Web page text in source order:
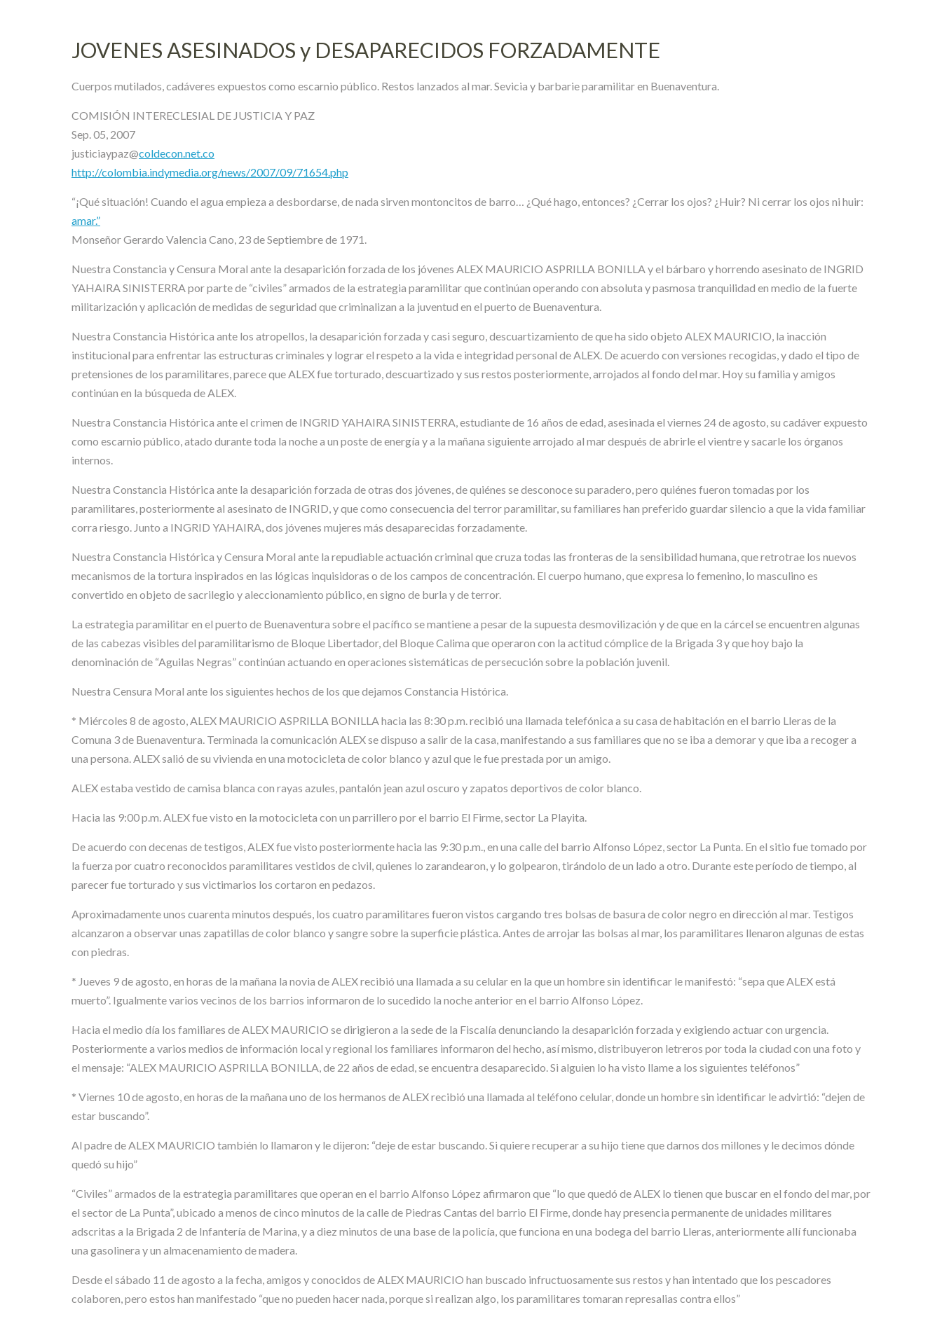
JOVENES ASESINADOS y DESAPARECIDOS FORZADAMENTE
Cuerpos mutilados, cadáveres expuestos como escarnio público. Restos lanzados al mar. Sevicia y barbarie paramilitar en Buenaventura.
COMISIÓN INTERECLESIAL DE JUSTICIA Y PAZ
Sep. 05, 2007
justiciaypaz@coldecon.net.co
http://colombia.indymedia.org/news/2007/09/71654.php
“¡Qué situación! Cuando el agua empieza a desbordarse, de nada sirven montoncitos de barro… ¿Qué hago, entonces? ¿Cerrar los ojos? ¿Huir? Ni cerrar los ojos ni huir:
amar.”
Monseñor Gerardo Valencia Cano, 23 de Septiembre de 1971.
Nuestra Constancia y Censura Moral ante la desaparición forzada de los jóvenes ALEX MAURICIO ASPRILLA BONILLA y el bárbaro y horrendo asesinato de INGRID
YAHAIRA SINISTERRA por parte de “civiles” armados de la estrategia paramilitar que continúan operando con absoluta y pasmosa tranquilidad en medio de la fuerte
militarización y aplicación de medidas de seguridad que criminalizan a la juventud en el puerto de Buenaventura.
Nuestra Constancia Histórica ante los atropellos, la desaparición forzada y casi seguro, descuartizamiento de que ha sido objeto ALEX MAURICIO, la inacción
institucional para enfrentar las estructuras criminales y lograr el respeto a la vida e integridad personal de ALEX. De acuerdo con versiones recogidas, y dado el tipo de
pretensiones de los paramilitares, parece que ALEX fue torturado, descuartizado y sus restos posteriormente, arrojados al fondo del mar. Hoy su familia y amigos
continúan en la búsqueda de ALEX.
Nuestra Constancia Histórica ante el crimen de INGRID YAHAIRA SINISTERRA, estudiante de 16 años de edad, asesinada el viernes 24 de agosto, su cadáver expuesto
como escarnio público, atado durante toda la noche a un poste de energía y a la mañana siguiente arrojado al mar después de abrirle el vientre y sacarle los órganos
internos.
Nuestra Constancia Histórica ante la desaparición forzada de otras dos jóvenes, de quiénes se desconoce su paradero, pero quiénes fueron tomadas por los
paramilitares, posteriormente al asesinato de INGRID, y que como consecuencia del terror paramilitar, su familiares han preferido guardar silencio a que la vida familiar
corra riesgo. Junto a INGRID YAHAIRA, dos jóvenes mujeres más desaparecidas forzadamente.
Nuestra Constancia Histórica y Censura Moral ante la repudiable actuación criminal que cruza todas las fronteras de la sensibilidad humana, que retrotrae los nuevos
mecanismos de la tortura inspirados en las lógicas inquisidoras o de los campos de concentración. El cuerpo humano, que expresa lo femenino, lo masculino es
convertido en objeto de sacrilegio y aleccionamiento público, en signo de burla y de terror.
La estrategia paramilitar en el puerto de Buenaventura sobre el pacífico se mantiene a pesar de la supuesta desmovilización y de que en la cárcel se encuentren algunas
de las cabezas visibles del paramilitarismo de Bloque Libertador, del Bloque Calima que operaron con la actitud cómplice de la Brigada 3 y que hoy bajo la
denominación de “Aguilas Negras” continúan actuando en operaciones sistemáticas de persecución sobre la población juvenil.
Nuestra Censura Moral ante los siguientes hechos de los que dejamos Constancia Histórica.
* Miércoles 8 de agosto, ALEX MAURICIO ASPRILLA BONILLA hacia las 8:30 p.m. recibió una llamada telefónica a su casa de habitación en el barrio Lleras de la
Comuna 3 de Buenaventura. Terminada la comunicación ALEX se dispuso a salir de la casa, manifestando a sus familiares que no se iba a demorar y que iba a recoger a
una persona. ALEX salió de su vivienda en una motocicleta de color blanco y azul que le fue prestada por un amigo.
ALEX estaba vestido de camisa blanca con rayas azules, pantalón jean azul oscuro y zapatos deportivos de color blanco.
Hacia las 9:00 p.m. ALEX fue visto en la motocicleta con un parrillero por el barrio El Firme, sector La Playita.
De acuerdo con decenas de testigos, ALEX fue visto posteriormente hacia las 9:30 p.m., en una calle del barrio Alfonso López, sector La Punta. En el sitio fue tomado por
la fuerza por cuatro reconocidos paramilitares vestidos de civil, quienes lo zarandearon, y lo golpearon, tirándolo de un lado a otro. Durante este período de tiempo, al
parecer fue torturado y sus victimarios los cortaron en pedazos.
Aproximadamente unos cuarenta minutos después, los cuatro paramilitares fueron vistos cargando tres bolsas de basura de color negro en dirección al mar. Testigos
alcanzaron a observar unas zapatillas de color blanco y sangre sobre la superficie plástica. Antes de arrojar las bolsas al mar, los paramilitares llenaron algunas de estas
con piedras.
* Jueves 9 de agosto, en horas de la mañana la novia de ALEX recibió una llamada a su celular en la que un hombre sin identificar le manifestó: “sepa que ALEX está
muerto”. Igualmente varios vecinos de los barrios informaron de lo sucedido la noche anterior en el barrio Alfonso López.
Hacia el medio día los familiares de ALEX MAURICIO se dirigieron a la sede de la Fiscalía denunciando la desaparición forzada y exigiendo actuar con urgencia.
Posteriormente a varios medios de información local y regional los familiares informaron del hecho, así mismo, distribuyeron letreros por toda la ciudad con una foto y
el mensaje: “ALEX MAURICIO ASPRILLA BONILLA, de 22 años de edad, se encuentra desaparecido. Si alguien lo ha visto llame a los siguientes teléfonos”
* Viernes 10 de agosto, en horas de la mañana uno de los hermanos de ALEX recibió una llamada al teléfono celular, donde un hombre sin identificar le advirtió: “dejen de
estar buscando”.
Al padre de ALEX MAURICIO también lo llamaron y le dijeron: “deje de estar buscando. Si quiere recuperar a su hijo tiene que darnos dos millones y le decimos dónde
quedó su hijo”
“Civiles” armados de la estrategia paramilitares que operan en el barrio Alfonso López afirmaron que “lo que quedó de ALEX lo tienen que buscar en el fondo del mar, por
el sector de La Punta”, ubicado a menos de cinco minutos de la calle de Piedras Cantas del barrio El Firme, donde hay presencia permanente de unidades militares
adscritas a la Brigada 2 de Infantería de Marina, y a diez minutos de una base de la policía, que funciona en una bodega del barrio Lleras, anteriormente allí funcionaba
una gasolinera y un almacenamiento de madera.
Desde el sábado 11 de agosto a la fecha, amigos y conocidos de ALEX MAURICIO han buscado infructuosamente sus restos y han intentado que los pescadores
colaboren, pero estos han manifestado “que no pueden hacer nada, porque si realizan algo, los paramilitares tomaran represalias contra ellos”